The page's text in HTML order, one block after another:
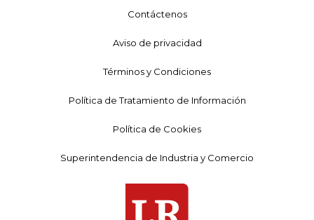
Contáctenos
Aviso de privacidad
Términos y Condiciones
Política de Tratamiento de Información
Política de Cookies
Superintendencia de Industria y Comercio